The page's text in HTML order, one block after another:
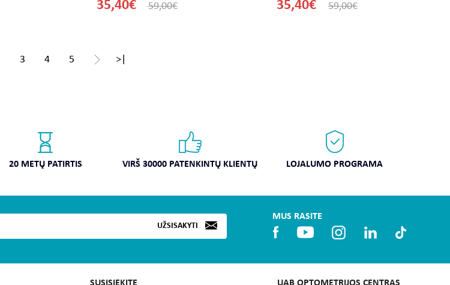
35,40€ 59,00€ 35,40€ 59,00€
3 4 5 > >|
20 METŲ PATIRTIS VIRŠ 30000 PATENKINTŲ KLIENTŲ LOJALUMO PROGRAMA
UŽSISAKYTI
MUS RASITE
SUSISIEKITE UAB OPTOMETRIJOS CENTRAS